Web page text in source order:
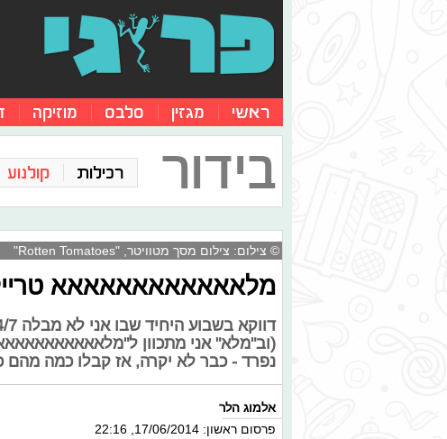
ראשי מגזין סלבס מוזיקה
בידור רכילות קולנוע
© צילום: צילום מסך מטוויטר, "Rotten Tomatoes"
מלאאאאאאאאאאאא
(וב"מלא" אני מתכוון
נפרד - כבר לא יקרה, אז קבלו כמה מהם
אלמוג הלר
פרסום ראשון: 17/06/2014, 22:16